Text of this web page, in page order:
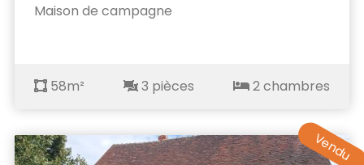
Maison de campagne
58m² 3 pièces 2 chambres
Vendu